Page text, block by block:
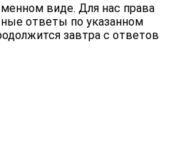
виде. Для нас права
ответы по указанном
завтра с ответов